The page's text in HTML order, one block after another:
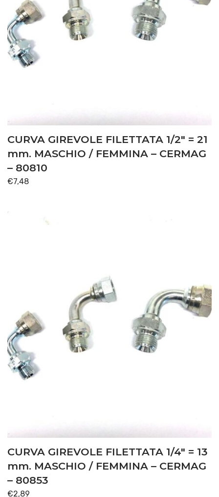
CURVA GIREVOLE FILETTATA 1/2″ = 21
mm. MASCHIO / FEMMINA – CERMAG
– 80810
€7,48
CURVA GIREVOLE FILETTATA 1/4″ = 13
mm. MASCHIO / FEMMINA – CERMAG
– 80853
€2,89